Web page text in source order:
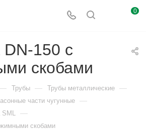
0
150 с
скобами
Трубы — Трубы металлические —
части чугунные —
SML —
скобами